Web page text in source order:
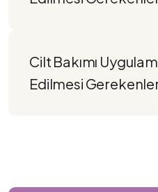
Cilt Bakımı
Edilmesi